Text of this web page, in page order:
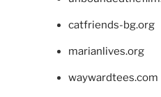
catfriends-bg.org
marianlives.org
waywardtees.com